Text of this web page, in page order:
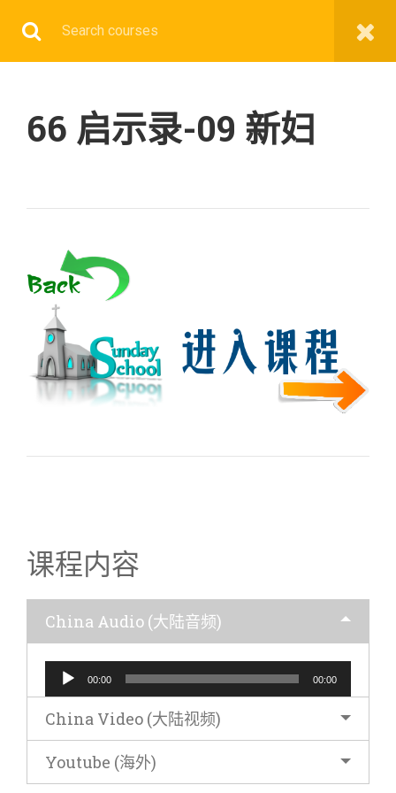
66 启示录-09 新妇